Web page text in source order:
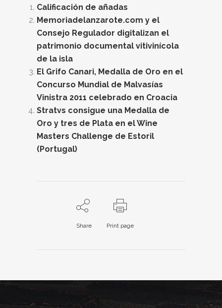
Calificación de añadas
Memoriadelanzarote.com y el
Consejo Regulador digitalizan el
patrimonio documental vitivinícola
de la isla
El Grifo Canari, Medalla de Oro en el
Concurso Mundial de Malvasías
Vinistra 2011 celebrado en Croacia
Stratvs consigue una Medalla de
Oro y tres de Plata en el Wine
Masters Challenge de Estoril
(Portugal)
Share Print page